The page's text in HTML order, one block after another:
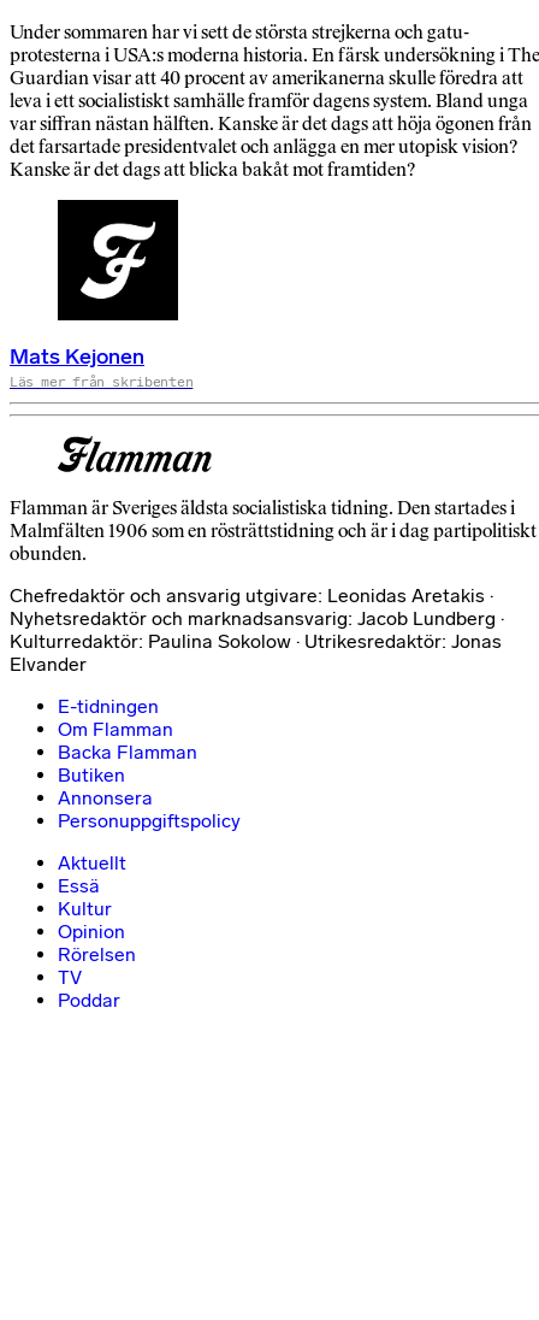
Under sommaren har vi sett de största strejkerna och gatu­
protesterna i USA:s moderna historia. En färsk undersökning i The
Guardian visar att 40 procent av amerikanerna skulle föredra att
leva i ett socialistiskt samhälle framför dagens system. Bland unga
var siffran nästan hälften. Kanske är det dags att höja ögonen från
det fars­artade president­valet och anlägga en mer utopisk vision?
Kanske är det dags att blicka bakåt mot framtiden?
Mats Kejonen
Läs mer från skribenten
Flamman är Sveriges äldsta socialistiska tidning. Den startades i
Malmfälten 1906 som en rösträttstidning och är i dag partipolitiskt
obunden.
Chefredaktör och ansvarig utgivare: Leonidas Aretakis ·
Nyhetsredaktör och marknadsansvarig: Jacob Lundberg ·
Kulturredaktör: Paulina Sokolow · Utrikesredaktör: Jonas
Elvander
E-tidningen
Om Flamman
Backa Flamman
Butiken
Annonsera
Personuppgiftspolicy
Aktuellt
Essä
Kultur
Opinion
Rörelsen
TV
Poddar